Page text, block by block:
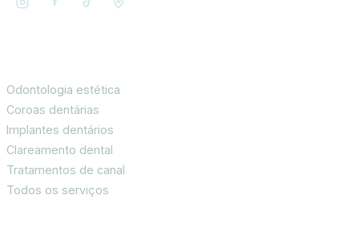
Odontologia estética
Coroas dentárias
Implantes dentários
Clareamento dental
Tratamentos de canal
Todos os serviços